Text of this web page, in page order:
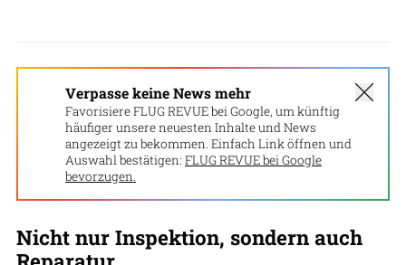
Verpasse keine News mehr
Favorisiere FLUG REVUE bei Google, um künftig
häufiger unsere neuesten Inhalte und News
angezeigt zu bekommen. Einfach Link öffnen und
Auswahl bestätigen: FLUG REVUE bei Google
bevorzugen.
Nicht nur Inspektion, sondern auch